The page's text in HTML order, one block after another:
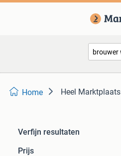
Home Heel Marktplaats
Verfijn resultaten
Prijs